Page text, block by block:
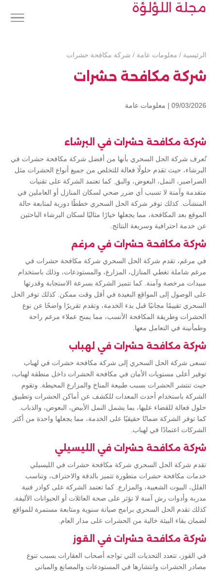
مجلة اللؤلؤة
الرئيسية / معلومات عامة / شركة مكافحة حشرات
شركة مكافحة حشرات
09/03/2026 | معلومات عامة
شركة مكافحة حشرات في البرشاء
تُعرف شركة الحل السحري بأنها من أفضل شركة مكافحة حشرات في
البرشاء، حيث تقدم حلولًا فعالة للتخلص من جميع أنواع الحشرات مثل
الصراصير، النمل، البعوض، والبق. كما تعتمد الشركة على تقنيات
متقدمة وآمنة لا تسبب أي ضرر صحي لسكان المنازل أو العاملين في
المنشآت. كذلك توفر شركة الحل السحري خططًا دورية لمتابعة حالة
الموقع بعد المكافحة، مما يجعلها خيارًا مثاليًا لسكان البرشاء الباحثين
عن خدمة احترافية وسريعة النتائج.
شركة مكافحة حشرات في مرغم
في مرغم، تقدم شركة الحل السحري شركة مكافحة حشرات في
مرغم شاملة تغطي المنازل، المزارع، والمستودعات، وذلك باستخدام
مبيدات مرخصة وآمنة. كما تتميز الشركة بسرعة الاستجابة وقدرتها
على الوصول إلى المواقع البعيدة في أقل وقت ممكن. كذلك توفر الحل
السحري تقييمًا مجانيًا قبل بدء الخدمة، وتقدم تقريرًا واضحًا عن نوع
الحشرات وطريقة المكافحة الأنسب، مما يمنح عملاء مرغم راحة
وطمأنينة في التعامل معها.
شركة مكافحة حشرات في لهباب
تسعى شركة الحل السحري إلى شركة مكافحة حشرات في لهباب
توفير أعلى مستويات الأمان في مكافحة الحشرات داخل منطقة لهباب،
حيث تنتشر الحشرات بسبب طبيعة المناخ والمزارع المحيطة. وتقوم
الشركة باستخدام أحدث المعدات للكشف عن أماكن الحشرات وتطبيق
حلول فعالة للقضاء عليها، بما يشمل النمل الأبيض، البعوض، والذباب.
كما توفر الشركة ضمانًا حقيقيًا على الخدمة، مما يجعلها واحدة من أكثر
الشركات اعتمادًا في لهباب.
شركة مكافحة حشرات في الليسيلي
تقدم شركة الحل السحري شركة مكافحة حشرات في الليسيلي
خدمات مكافحة حشرات متطورة تتميز بالدقة والاحتراف، وتناسب
الفلل، البيوت الشعبية، والمزارع. كما تعتمد الشركة على كوادر فنية
مدربة وأدوات رش آمنة لا تؤثر على صحة العائلات أو الحيوانات الأليفة.
كذلك تقدم الحل السحري برامج صيانة سنوية ومتابعة مستمرة للمواقع
لضمان بقاء البيئة خالية من الحشرات على مدار العام.
شركة مكافحة حشرات في القوز
في القوز، تتعدد التحديات التي تواجه أصحاب العقارات بسبب تنوع
مصادر الحشرات وانتشارها في المستودعات والمصانع والمباني